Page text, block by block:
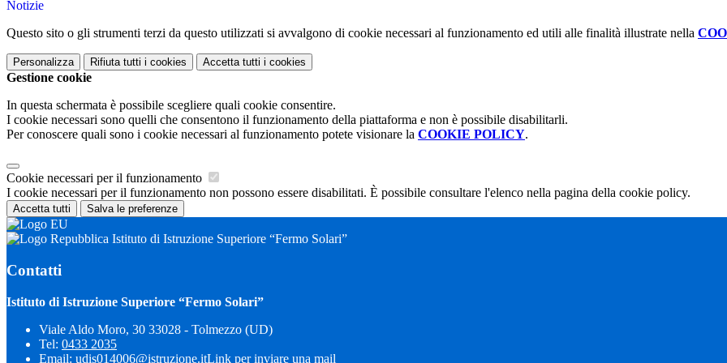
Notizie
Questo sito o gli strumenti terzi da questo utilizzati si avvalgono di cookie necessari al funzionamento ed utili alle finalità illustrate nella
Personalizza Rifiuta tutti i cookies Accetta tutti i cookies
Gestione cookie
In questa schermata è possibile scegliere quali cookie consentire.
I cookie necessari sono quelli che consentono il funzionamento della piattaforma e non è possibile disabilitarli.
Per conoscere quali sono i cookie necessari al funzionamento potete visionare la COOKIE POLICY.
Cookie necessari per il funzionamento
I cookie necessari per il funzionamento non possono essere disabilitati. È possibile consultare l'elenco nella pagina della cookie policy.
Accetta tutti Salva le preferenze
Istituto di Istruzione Superiore “Fermo Solari”
Contatti
Istituto di Istruzione Superiore “Fermo Solari”
Viale Aldo Moro, 30 33028 - Tolmezzo (UD)
Tel: 0433 2035
Email: udis014006@istruzione.itLink per inviare una mail